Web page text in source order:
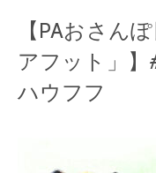
【PAおさん
アフット」
ハウフフ